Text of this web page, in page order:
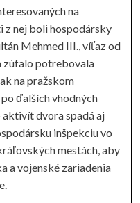
na
z nej boli hospodársky
Mehmed III., víťaz od
zúfalo potrebovala
na pražskom
ďalších vhodných
dvora spadá aj
inšpekciu vo
mestách, aby
a vojenské zariadenia